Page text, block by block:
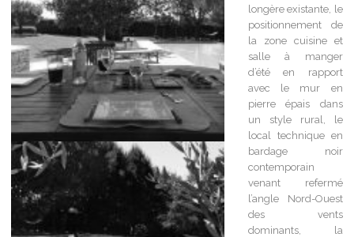
longère existante, le
positionnement de
la zone cuisine et
salle à manger
d’été en rapport
avec le mur en
pierre épais dans
un style rural, le
local technique en
bardage noir
contemporain
venant refermé
l’angle Nord-Ouest
des vents
dominants, la